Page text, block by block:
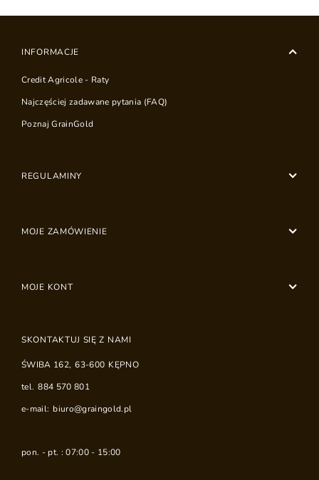
INFORMACJE
Credit Agricole - Raty
Najczęściej zadawane pytania (FAQ)
Poznaj GrainGold
REGULAMINY
MOJE ZAMÓWIENIE
MOJE KONT
SKONTAKTUJ SIĘ Z NAMI
ŚWIBA 162, 63-600 KĘPNO
tel. 884 570 801
e-mail: biuro@graingold.pl
pon. - pt. : 07:00 - 15:00